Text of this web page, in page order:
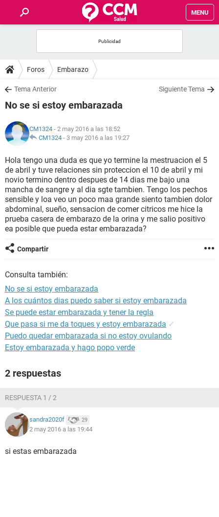
MENU
FOROS
SALUD
NUTRICIÓN
BIENESTAR
SEXUALIDAD
GLOSARIO
Foros Embarazo
Tema Anterior Siguiente Tema
No se si estoy embarazada
CM1324 - 2 may 2016 a las 18:52
CM1324 - 3 may 2016 a las 19:27
Hola tengo una duda es que yo termine la mestruacion el 5
de abril y tuve relaciones sin proteccion el 10 de abril y mi
novio termino dentro despues de 14 dias me bajo una
mancha de sangre y al dia sgte tambien. Tengo los pechos
sensible y loa veo un poco maa grande siento tambien dolor
abdominal, sueño, sensacion de comer citricos me hice la
prueba casera de embarazo de la orina y me salio positivo
ea posible que pueda estar embarazada?
Compartir
Consulta también:
No se si estoy embarazada
A los cuántos dias puedo saber si estoy embarazada
Se puede estar embarazada y tener la regla
Que pasa si me da toques y estoy embarazada ✓
Puedo quedar embarazada si no estoy ovulando
Estoy embarazada y hago popo verde
2 respuestas
RESPUESTA 1 / 2
sandra2020f 29
2 may 2016 a las 19:44
si estas embarazada